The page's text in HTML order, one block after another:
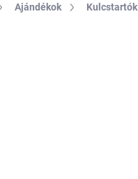
Ajándékok Kulcstartók